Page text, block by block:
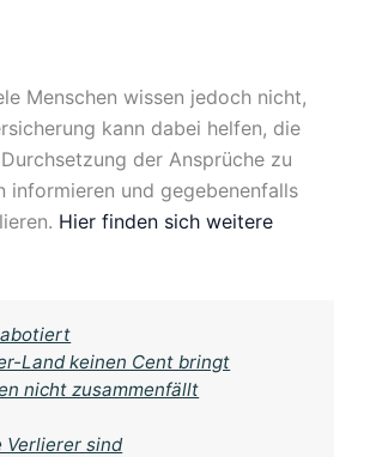
Menschen wissen jedoch nicht,
kann dabei helfen, die
der Ansprüche zu
und gegebenenfalls
Hier finden sich weitere
Land keinen Cent bringt
nicht zusammenfällt
Verlierer sind